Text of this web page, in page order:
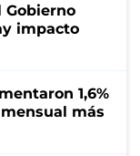
Gobierno
impacto
1,6%
más